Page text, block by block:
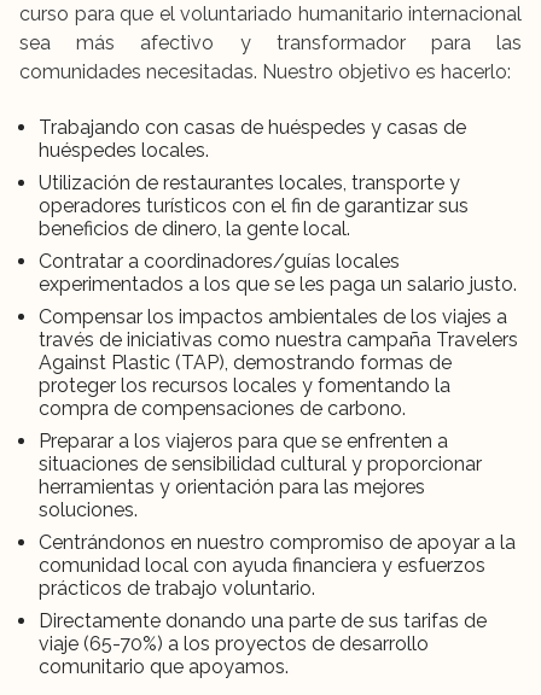
curso para que el voluntariado humanitario internacional
sea más afectivo y transformador para las
comunidades necesitadas. Nuestro objetivo es hacerlo:
Trabajando con casas de huéspedes y casas de
huéspedes locales.
Utilización de restaurantes locales, transporte y
operadores turísticos con el fin de garantizar sus
beneficios de dinero, la gente local.
Contratar a coordinadores/guías locales
experimentados a los que se les paga un salario justo.
Compensar los impactos ambientales de los viajes a
través de iniciativas como nuestra campaña Travelers
Against Plastic (TAP), demostrando formas de
proteger los recursos locales y fomentando la
compra de compensaciones de carbono.
Preparar a los viajeros para que se enfrenten a
situaciones de sensibilidad cultural y proporcionar
herramientas y orientación para las mejores
soluciones.
Centrándonos en nuestro compromiso de apoyar a la
comunidad local con ayuda financiera y esfuerzos
prácticos de trabajo voluntario.
Directamente donando una parte de sus tarifas de
viaje (65-70%) a los proyectos de desarrollo
comunitario que apoyamos.